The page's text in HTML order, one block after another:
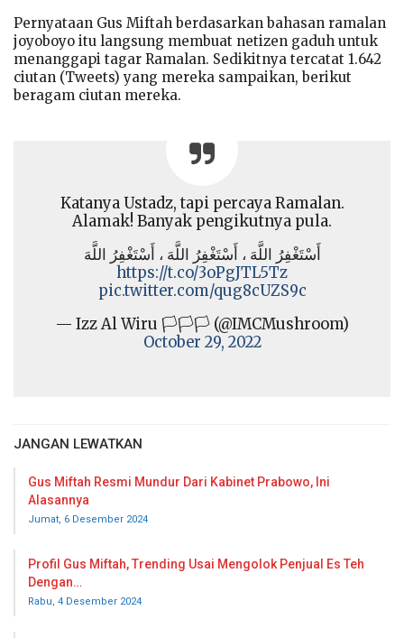
Pernyataan Gus Miftah berdasarkan bahasan ramalan
joyoboyo itu langsung membuat netizen gaduh untuk
menanggapi tagar Ramalan. Sedikitnya tercatat 1.642
ciutan (Tweets) yang mereka sampaikan, berikut
beragam ciutan mereka.
Katanya Ustadz, tapi percaya Ramalan.
Alamak! Banyak pengikutnya pula.
أَسْتَغْفِرُ اللَّهَ ، أَسْتَغْفِرُ اللَّهَ ، أَسْتَغْفِرُ اللَّهَ
https://t.co/3oPgJTL5Tz
pic.twitter.com/qug8cUZS9c
— Izz Al Wiru 🏳🏳🏳 (@IMCMushroom)
October 29, 2022
JANGAN LEWATKAN
Gus Miftah Resmi Mundur Dari Kabinet Prabowo, Ini
Alasannya
Jumat, 6 Desember 2024
Profil Gus Miftah, Trending Usai Mengolok Penjual Es Teh
Dengan…
Rabu, 4 Desember 2024